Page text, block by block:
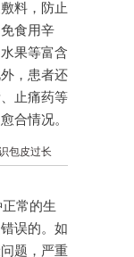
料，防止
食用辛
果等富含
，患者还
止痛药等
合情况。
包皮过长
常的生
误的。如
题，严重